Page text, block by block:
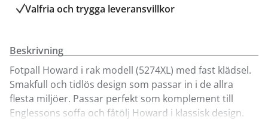
Valfria och trygga leveransvillkor
Beskrivning
Fotpall Howard i rak modell (5274XL) med fast klädsel.
Smakfull och tidlös design som passar in i de allra
flesta miljöer. Passar perfekt som komplement till
Englessons soffa och fåtölj Howard i klassisk design.